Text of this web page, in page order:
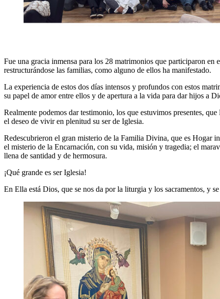
Fue una gracia inmensa para los 28 matrimonios que participaron
restructurándose las familias, como alguno de ellos ha manifestado.
La experiencia de estos dos días intensos y profundos con estos
su papel de amor entre ellos y de apertura a la vida para dar hijos a
Realmente podemos dar testimonio, los que estuvimos presentes,
el deseo de vivir en plenitud su ser de Iglesia.
Redescubrieron el gran misterio de la Familia Divina, que es
el misterio de la Encarnación, con su vida, misión y tragedia; el
llena de santidad y de hermosura.
¡Qué grande es ser Iglesia!
En Ella está Dios, que se nos da por la liturgia y los sacramentos, y